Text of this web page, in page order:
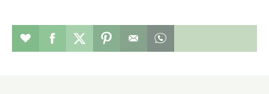
Verhaal toevoegen aan favorieten
Deel dit op facebook
Deel dit op twitter
Deel dit op pinterest